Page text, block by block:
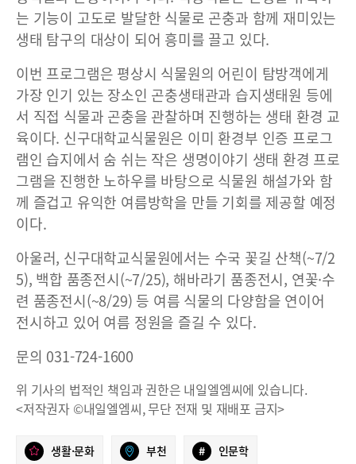
는 기능이 고도로 발달한 식물로 곤충과 함께 재미있는
생태 탐구의 대상이 되어 흥미를 끌고 있다.
이번 프로그램은 평상시 식물원의 어린이 탐방객에게
가장 인기 있는 장소인 곤충생태관과 습지생태원 등에
서 직접 식물과 곤충을 관찰하며 진행하는 생태 환경 교
육이다. 신구대학교식물원은 이미 환경부 인증 프로그
램인 습지에서 숨 쉬는 작은 생명이야기 생태 환경 프로
그램을 진행한 노하우를 바탕으로 식물원 해설가와 함
께 즐겁고 유익한 여름방학을 만들 기회를 제공할 예정
이다.
아울러, 신구대학교식물원에서는 수국 꽃길 산책(~7/2
5), 백합 품종전시(~7/25), 해바라기 품종전시, 연꽃·수
련 품종전시(~8/29) 등 여름 식물의 다양함을 연이어
전시하고 있어 여름 정원을 즐길 수 있다.
문의 031-724-1600
위 기사의 법적인 책임과 권한은 내일엘엠씨에 있습니다.
<저작권자 ©내일엘엠씨, 무단 전재 및 재배포 금지>
생활·문화 부천 # 인문학